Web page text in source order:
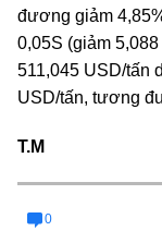
đương giảm
0,05S (giảm
511,045 USD/tấn
USD/tấn, tương
T.M
0